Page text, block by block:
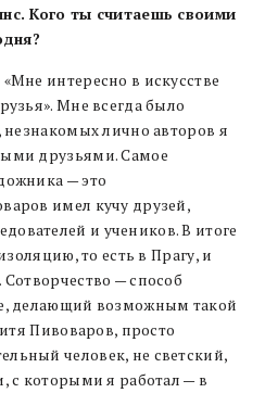
Кого ты считаешь своими
интересно в искусстве
Мне всегда было
незнакомых лично авторов я
друзьями. Самое
— это
имел кучу друзей,
и учеников. В итоге
то есть в Прагу, и
— способ
делающий возможным такой
Пивоваров, просто
человек, не светский,
с которыми я работал — в